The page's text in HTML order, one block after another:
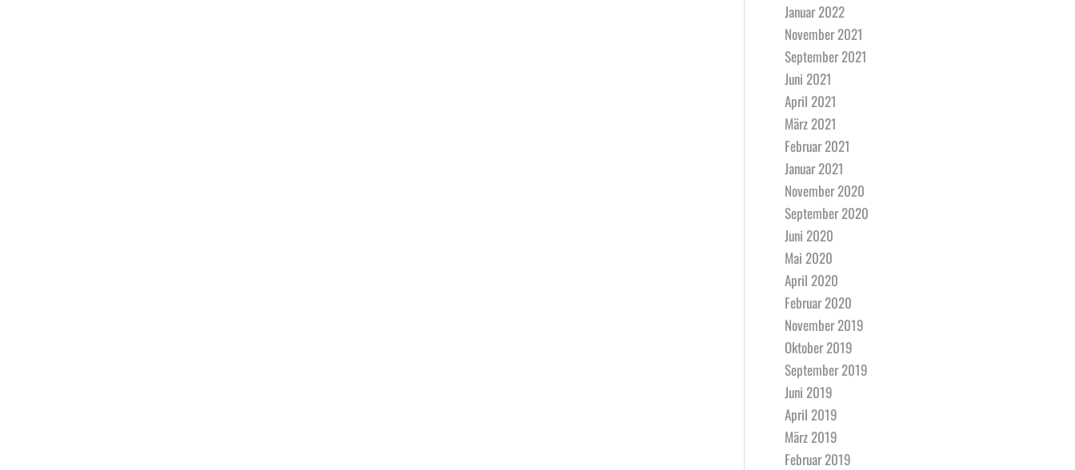
Januar 2022
November 2021
September 2021
Juni 2021
April 2021
März 2021
Februar 2021
Januar 2021
November 2020
September 2020
Juni 2020
Mai 2020
April 2020
Februar 2020
November 2019
Oktober 2019
September 2019
Juni 2019
April 2019
März 2019
Februar 2019